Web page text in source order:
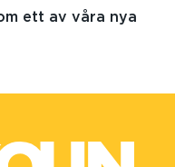
ett av våra nya